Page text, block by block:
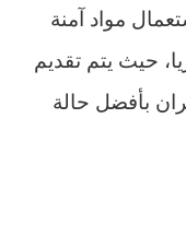
مواد آمنة
حيث يتم تقديم
بأفضل حالة